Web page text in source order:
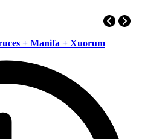
+ Manifa + Xuorum